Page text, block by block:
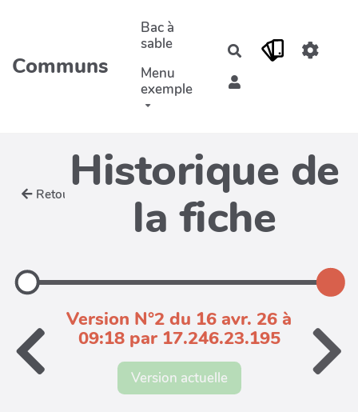
Aller au contenu principal
Communs
Bac à
sable
Menu
exemple
Rechercher
Retour Historique de
la fiche
Version N°2 du 16 avr. 26 à
09:18 par 17.246.23.195
Version actuelle